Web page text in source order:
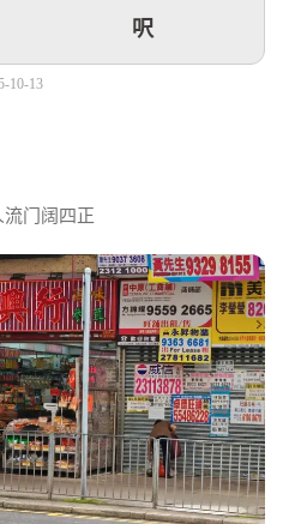
呎
10-13
门阔四正